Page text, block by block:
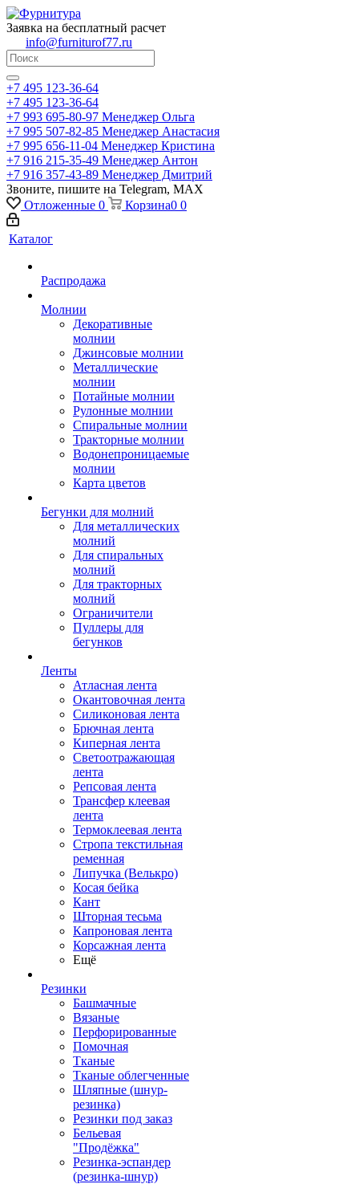
Заявка на бесплатный расчет
info@furniturof77.ru
+7 495 123-36-64
+7 495 123-36-64
+7 993 695-80-97 Менеджер Ольга
+7 995 507-82-85 Менеджер Анастасия
+7 995 656-11-04 Менеджер Кристина
+7 916 215-35-49 Менеджер Антон
+7 916 357-43-89 Менеджер Дмитрий
Звоните, пишите на Telegram, MAX
Отложенные 0 Корзина0 0
Каталог
Распродажа
Молнии
Декоративные
молнии
Джинсовые молнии
Металлические
молнии
Потайные молнии
Рулонные молнии
Спиральные молнии
Тракторные молнии
Водонепроницаемые
молнии
Карта цветов
Бегунки для молний
Для металлических
молний
Для спиральных
молний
Для тракторных
молний
Ограничители
Пуллеры для
бегунков
Ленты
Атласная лента
Окантовочная лента
Силиконовая лента
Брючная лента
Киперная лента
Светоотражающая
лента
Репсовая лента
Трансфер клеевая
лента
Термоклеевая лента
Стропа текстильная
ременная
Липучка (Велькро)
Косая бейка
Кант
Шторная тесьма
Капроновая лента
Корсажная лента
Ещё
Резинки
Башмачные
Вязаные
Перфорированные
Помочная
Тканые
Тканые облегченные
Шляпные (шнур-
резинка)
Резинки под заказ
Бельевая
"Продёжка"
Резинка-эспандер
(резинка-шнур)